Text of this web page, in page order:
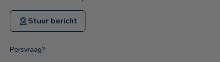
Stuur bericht
Persvraag?